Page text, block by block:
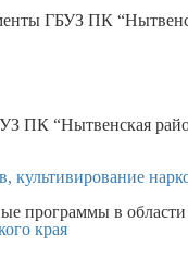
ГБУЗ ПК
ПК “Нытвенская
культивирование
программы в
края